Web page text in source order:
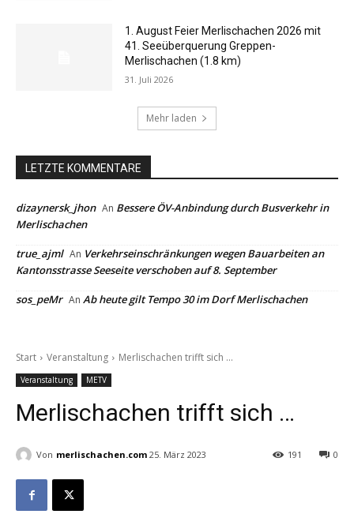
1. August Feier Merlischachen 2026 mit
41. Seeüberquerung Greppen-
Merlischachen (1.8 km)
31. Juli 2026
Mehr laden
LETZTE KOMMENTARE
dizaynersk_jhon An Bessere ÖV-Anbindung durch Busverkehr in
Merlischachen
true_ajml An Verkehrseinschränkungen wegen Bauarbeiten an
Kantonsstrasse Seeseite verschoben auf 8. September
sos_peMr An Ab heute gilt Tempo 30 im Dorf Merlischachen